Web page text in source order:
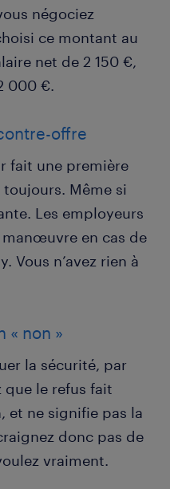
négociez
ce montant au
net de 2 150 €,
000 €.
offre
fait une première
Même si
Les employeurs
en cas de
Vous n’avez rien à
« non »
la sécurité, par
que le refus fait
et ne signifie pas la
donc pas de
vraiment.